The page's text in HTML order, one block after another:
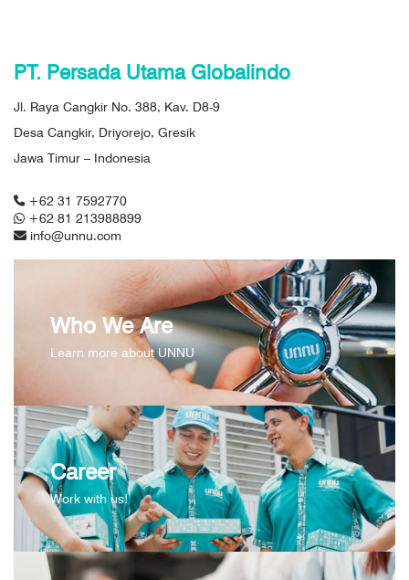
PT. Persada Utama Globalindo
Jl. Raya Cangkir No. 388, Kav. D8-9
Desa Cangkir, Driyorejo, Gresik
Jawa Timur – Indonesia
+62 31 7592770
+62 81 213988899
info@unnu.com
Who We Are
Learn more about UNNU
Career
Work with us!